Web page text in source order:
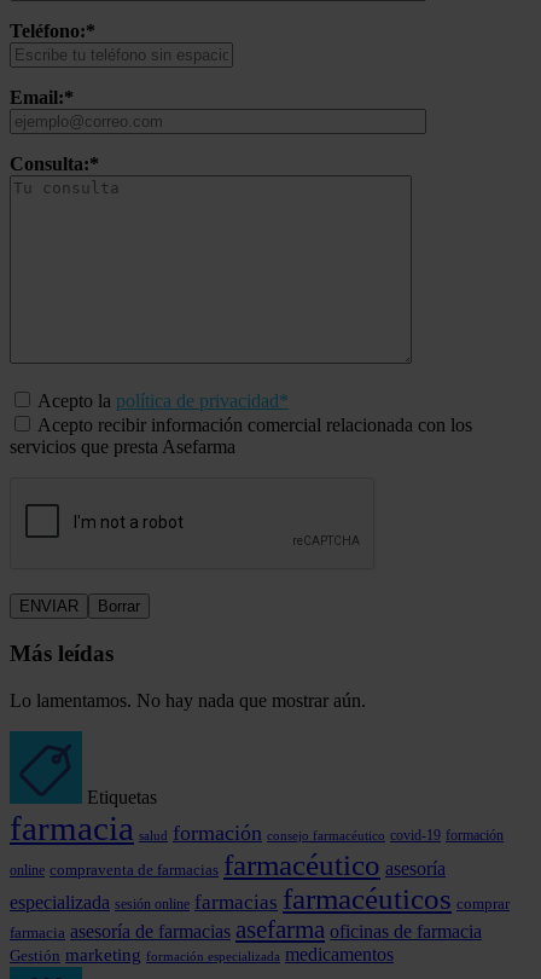
Teléfono:*
Email:*
Consulta:*
Acepto la política de privacidad*
Acepto recibir información comercial relacionada con los
servicios que presta Asefarma
Más leídas
Lo lamentamos. No hay nada que mostrar aún.
Etiquetas
farmacia salud formación consejo farmacéutico covid-19 formación
online compraventa de farmacias farmacéutico asesoría
especializada sesión online farmacias farmacéuticos comprar
farmacia asesoría de farmacias asefarma oficinas de farmacia
Gestión marketing formación especializada medicamentos